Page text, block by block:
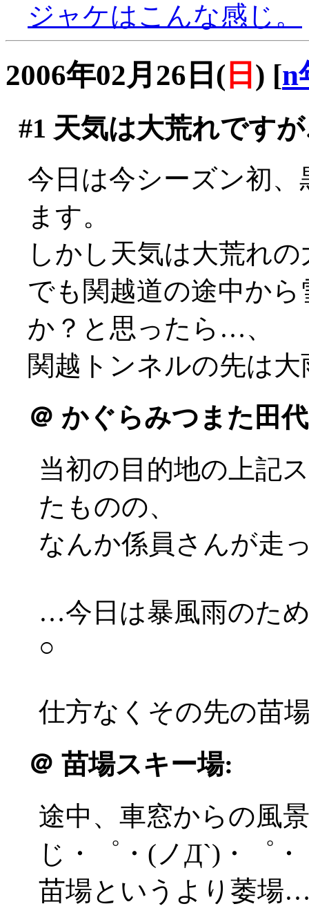
ジャケはこんな感じ。
2006年02月26日( 日 ) [n
#1 天気は大荒れです
今日は今シーズン初
ます。
しかし天気は大荒れ
でも関越道の途中か
か？と思ったら…、
関越トンネルの先は大
＠ かぐらみつまた田
当初の目的地の上記
たものの、
なんか係員さんが走
…今日は暴風雨のた
○
仕方なくその先の苗
＠ 苗場スキー場:
途中、車窓からの風
じ・゜・(ノД`)・゜・
苗場というより萎場